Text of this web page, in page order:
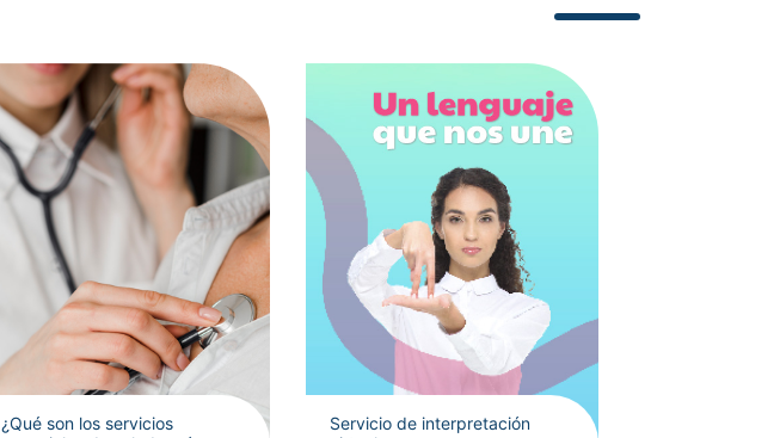
¿Qué son los servicios
Servicio de interpretación